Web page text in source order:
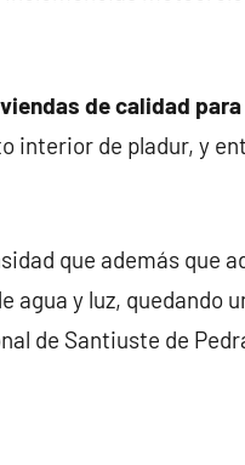
de calidad
de pladur, y
que además que
agua y luz, quedando
de Santiuste de